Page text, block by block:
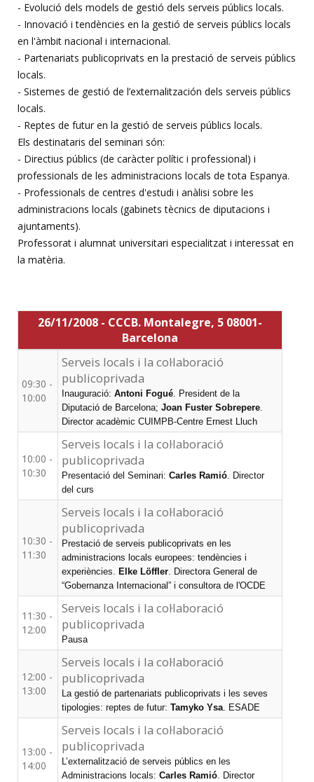
- Evolució dels models de gestió dels serveis públics locals.
- Innovació i tendències en la gestió de serveis públics locals
en l'àmbit nacional i internacional.
- Partenariats publicoprivats en la prestació de serveis públics
locals.
- Sistemes de gestió de l’externalitzación dels serveis públics
locals.
- Reptes de futur en la gestió de serveis públics locals.
Els destinataris del seminari són:
- Directius públics (de caràcter polític i professional) i
professionals de les administracions locals de tota Espanya.
- Professionals de centres d'estudi i anàlisi sobre les
administracions locals (gabinets tècnics de diputacions i
ajuntaments).
Professorat i alumnat universitari especialitzat i interessat en
la matèria.
26/11/2008 - CCCB. Montalegre, 5 08001-
Barcelona
09:30 -
10:00
Serveis locals i la col·laboració
publicoprivada
Inauguració: Antoni Fogué. President de la
Diputació de Barcelona; Joan Fuster Sobrepere.
Director acadèmic CUIMPB-Centre Ernest Lluch
10:00 -
10:30
Serveis locals i la col·laboració
publicoprivada
Presentació del Seminari: Carles Ramió. Director
del curs
10:30 -
11:30
Serveis locals i la col·laboració
publicoprivada
Prestació de serveis publicoprivats en les
administracions locals europees: tendències i
experiències. Elke Löffler. Directora General de
“Gobernanza Internacional” i consultora de l'OCDE
11:30 -
12:00
Serveis locals i la col·laboració
publicoprivada
Pausa
12:00 -
13:00
Serveis locals i la col·laboració
publicoprivada
La gestió de partenariats publicoprivats i les seves
tipologies: reptes de futur: Tamyko Ysa. ESADE
13:00 -
14:00
Serveis locals i la col·laboració
publicoprivada
L’externalització de serveis públics en les
Administracions locals: Carles Ramió. Director